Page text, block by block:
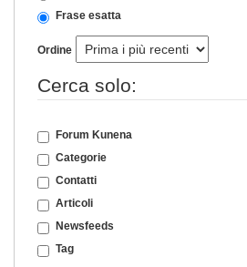
Frase esatta
Ordine
Cerca solo:
Forum Kunena
Categorie
Contatti
Articoli
Newsfeeds
Tag